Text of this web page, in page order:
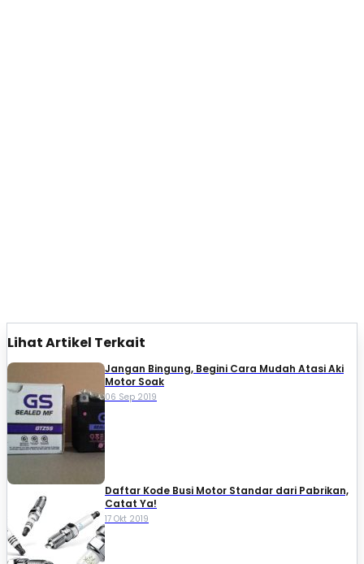
Lihat Artikel Terkait
Jangan Bingung, Begini Cara Mudah Atasi Aki
Motor Soak
06 Sep 2019
Daftar Kode Busi Motor Standar dari Pabrikan,
Catat Ya!
17 Okt 2019